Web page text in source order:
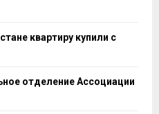
квартиру купили с
отделение Ассоциации